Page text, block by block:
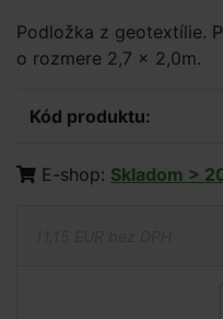
Podložka z geotextílie.
o rozmere 2,7 x 2,0m.
Kód produktu:
E-shop: Skladom >